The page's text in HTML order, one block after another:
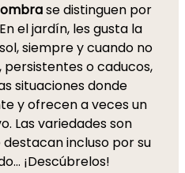
se distinguen por
el jardín, les gusta la
siempre y cuando no
persistentes o caducos,
situaciones donde
y ofrecen a veces un
Las variedades son
incluso por su
¡Descúbrelos!